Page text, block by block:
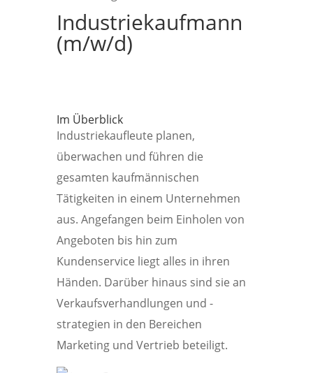
Industriekaufmann
(m/w/d)
Im Überblick
Industriekaufleute planen,
überwachen und führen die
gesamten kaufmännischen
Tätigkeiten in einem Unternehmen
aus. Angefangen beim Einholen von
Angeboten bis hin zum
Kundenservice liegt alles in ihren
Händen. Darüber hinaus sind sie an
Verkaufsverhandlungen und -
strategien in den Bereichen
Marketing und Vertrieb beteiligt.